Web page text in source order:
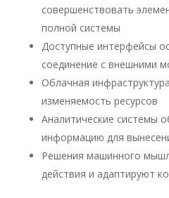
совершенствовать
полной системы
Доступные интерфейсы
соединение с внешними
Облачная
изменяемость ресурсов
Аналитические системы
информацию для
Решения машинного
действия и адаптируют